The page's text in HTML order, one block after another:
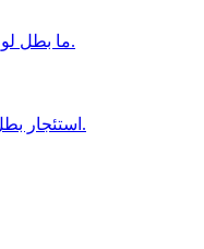
ما بطل لوضع المواهب ، رون أو سحر.
استئجار بطل باستخدام شارات الشرف.